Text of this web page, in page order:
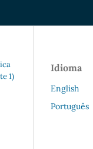
1)
Idioma
English
Português